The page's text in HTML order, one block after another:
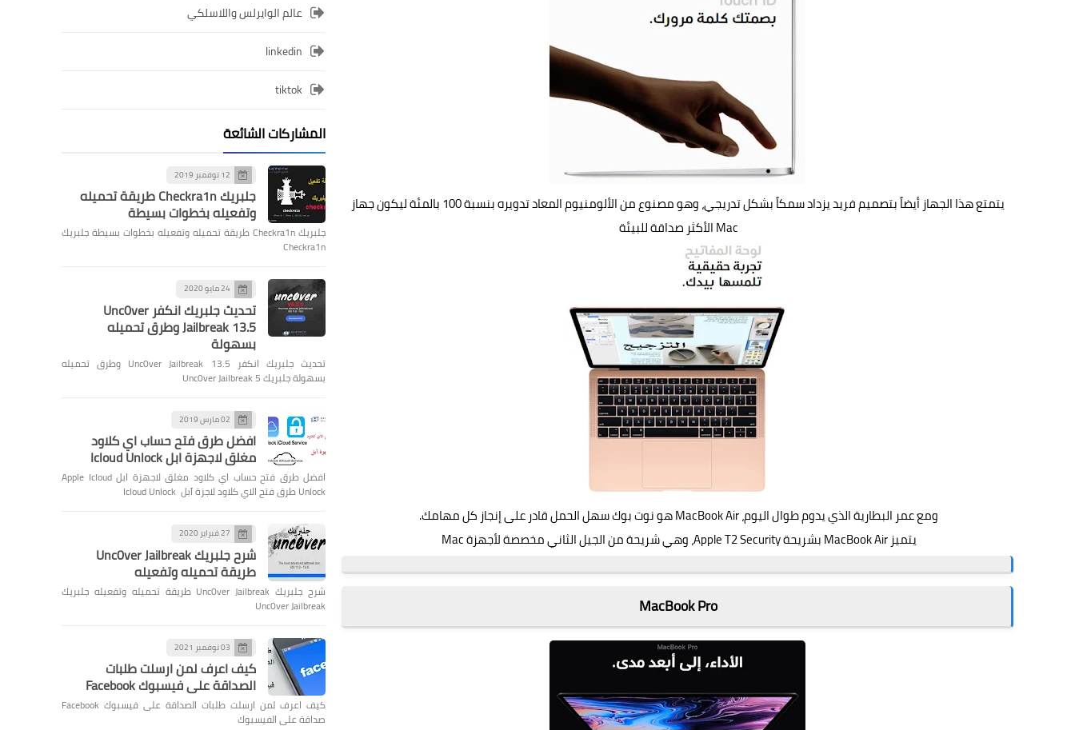
يتمتع هذا الجهاز أيضاً بتصميم فريد يزداد سمكاً بشكل تدريجي، وهو مصنوع من الألومنيوم المعاد تدويره بنسبة 100 بالمئة ليكون جهاز
Mac الأكثر صداقة للبيئة
ومع عمر البطارية الذي يدوم طوال اليوم، MacBook Air هو نوت بوك سهل الحمل قادر على إنجاز كل مهامك.
يتميز MacBook Air‏ بشريحة Apple T2 Security، وهي شريحة من الجيل الثاني مخصصة لأجهزة Mac
MacBook Pro
عالم الوايرلس واللاسلكي
linkedin
tiktok
المشاركات الشائعة
12 نوفمبر 2019
جلبريك Checkra1n طريقة تحميله
وتفعيله بخطوات بسيطة
جلبريك Checkra1n طريقة تحميله وتفعيله بخطوات بسيطة جلبريك
Checkra1n
24 مايو 2020
تحديث جلبريك انكفر Unc0ver
Jailbreak 13.5 وطرق تحميله
بسهولة
تحديث جلبريك انكفر Unc0ver Jailbreak 13.5 وطرق تحميله
بسهولة جلبريك Unc0ver Jailbreak 5
02 مارس 2019
افضل طرق فتح حساب اي كلاود
مغلق لاجهزة ابل Icloud Unlock
افضل طرق فتح حساب اي كلاود مغلق لاجهزة ابل Apple Icloud
Unlock طرق فتح الاي كلاود لاجزة آبل Icloud Unlock
27 فبراير 2020
شرح جلبريك Unc0ver Jailbreak
طريقة تحميله وتفعيله
شرح جلبريك Unc0ver Jailbreak طريقة تحميله وتفعيله جلبريك
Unc0ver Jailbreak
03 نوفمبر 2021
كيف اعرف لمن ارسلت طلبات
الصداقة على فيسبوك Facebook
كيف اعرف لمن ارسلت طلبات الصداقة على فيسبوك Facebook
صداقة على الفيسبوك